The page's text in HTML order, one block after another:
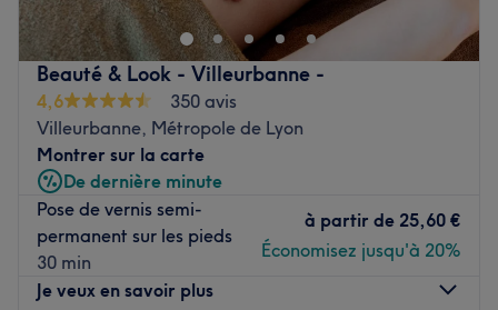
Beauté & Look - Villeurbanne -
4,6
350 avis
Villeurbanne, Métropole de Lyon
Montrer sur la carte
De dernière minute
Pose de vernis semi-
permanent sur les pieds
30 min
à partir de 25,60 €
Économisez jusqu'à 20%
Je veux en savoir plus